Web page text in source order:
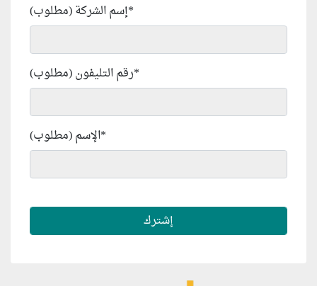
إسم الشركة (مطلوب)*
رقم التليفون (مطلوب)*
الإسم (مطلوب)*